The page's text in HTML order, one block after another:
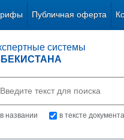
Публичная оферта
системы
в названии в тексте документа